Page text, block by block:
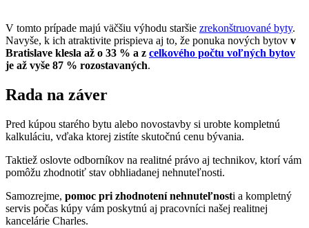
V tomto prípade majú väčšiu výhodu staršie zrekonštruované byty.
Navyše, k ich atraktivite prispieva aj to, že ponuka nových bytov v
Bratislave klesla až o 33 % a z celkového počtu voľných bytov
je až vyše 87 % rozostavaných.
Rada na záver
Pred kúpou starého bytu alebo novostavby si urobte kompletnú
kalkuláciu, vďaka ktorej zistíte skutočnú cenu bývania.
Taktiež oslovte odborníkov na realitné právo aj technikov, ktorí vám
pomôžu zhodnotiť stav obhliadanej nehnuteľnosti.
Samozrejme, pomoc pri zhodnotení nehnuteľnosti a kompletný
servis počas kúpy vám poskytnú aj pracovníci našej realitnej
kancelárie Charles.